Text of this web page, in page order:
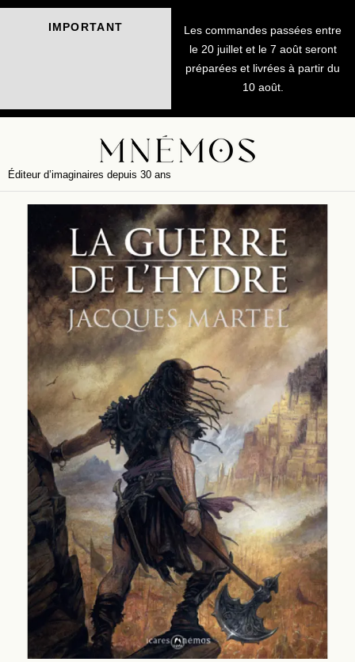
IMPORTANT
Les commandes passées entre
le 20 juillet et le 7 août seront
préparées et livrées à partir du
10 août.
Éditeur d’imaginaires depuis 30 ans